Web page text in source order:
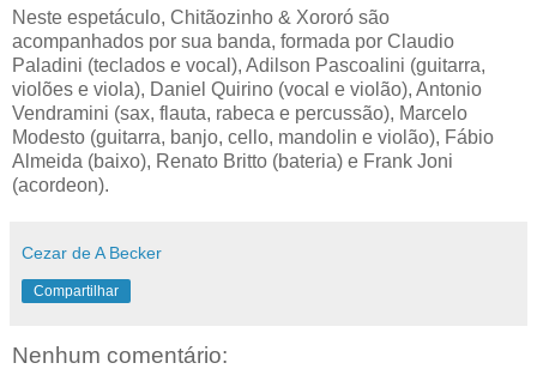
Neste espetáculo, Chitãozinho & Xororó são
acompanhados por sua banda, formada por Claudio
Paladini (teclados e vocal), Adilson Pascoalini (guitarra,
violões e viola), Daniel Quirino (vocal e violão), Antonio
Vendramini (sax, flauta, rabeca e percussão), Marcelo
Modesto (guitarra, banjo, cello, mandolin e violão), Fábio
Almeida (baixo), Renato Britto (bateria) e Frank Joni
(acordeon).
Cezar de A Becker
Compartilhar
Nenhum comentário: